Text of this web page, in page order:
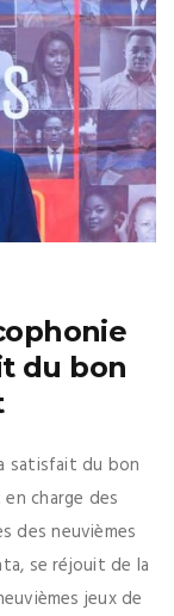
du bon
satisfait du bon
charge des
des neuvièmes
se réjouit de la
jeux de